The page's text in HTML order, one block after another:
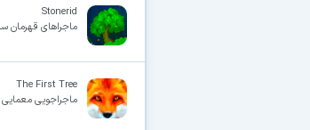
Stonerid
ماجراهای قهرمان
The First Tree
ماجراجویی معمایی